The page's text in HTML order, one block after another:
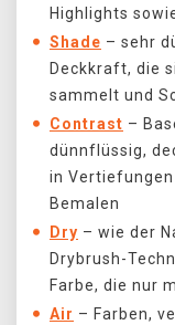
Highlights
Shade – sehr
Deckkraft, die
sammelt und
Contrast –
dünnflüssig,
in
Bemalen
Dry – wie der
Drybrush-
Farbe, die nur
Air – Farben,